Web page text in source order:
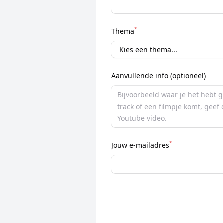
Thema*
Aanvullende info (optioneel)
Jouw e-mailadres*